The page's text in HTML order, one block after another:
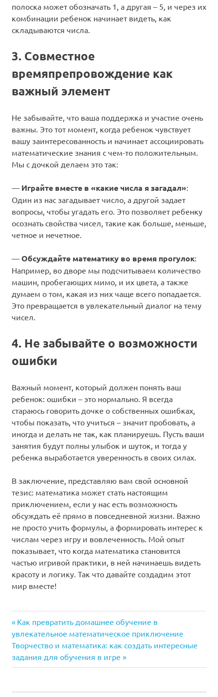
полоска может обозначать 1, а другая – 5, и через их
комбинации ребенок начинает видеть, как
складываются числа.
3. Совместное
времяпрепровождение как
важный элемент
Не забывайте, что ваша поддержка и участие очень
важны. Это тот момент, когда ребенок чувствует
вашу заинтересованность и начинает ассоциировать
математические знания с чем-то положительным.
Мы с дочкой делаем это так:
— Играйте вместе в «какие числа я загадал»:
Один из нас загадывает число, а другой задает
вопросы, чтобы угадать его. Это позволяет ребенку
осознать свойства чисел, такие как больше, меньше,
четное и нечетное.
— Обсуждайте математику во время прогулок:
Например, во дворе мы подсчитываем количество
машин, пробегающих мимо, и их цвета, а также
думаем о том, какая из них чаще всего попадается.
Это превращается в увлекательный диалог на тему
чисел.
4. Не забывайте о возможности
ошибки
Важный момент, который должен понять ваш
ребенок: ошибки – это нормально. Я всегда
стараюсь говорить дочке о собственных ошибках,
чтобы показать, что учиться – значит пробовать, а
иногда и делать не так, как планируешь. Пусть ваши
занятия будут полны улыбок и шуток, и тогда у
ребенка выработается уверенность в своих силах.
В заключение, представляю вам свой основной
тезис: математика может стать настоящим
приключением, если у нас есть возможность
обсуждать её прямо в повседневной жизни. Важно
не просто учить формулы, а формировать интерес к
числам через игру и вовлеченность. Мой опыт
показывает, что когда математика становится
частью игривой практики, в ней начинаешь видеть
красоту и логику. Так что давайте создадим этот
мир вместе!
Навигация
по
записям
Предыдущая
запись:
Как превратить домашнее обучение в
увлекательное математическое приключение
Следующая
запись:
Творчество и математика: как создать интересные
задания для обучения в игре